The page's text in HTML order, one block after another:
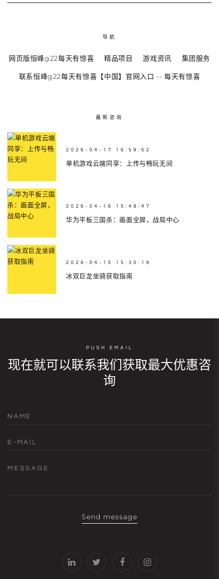
导航
网页版恒峰g22每天有惊喜 精品项目 游戏资讯 集团服务
联系恒峰g22每天有惊喜【中国】官网入口 -- 每天有惊喜
最新咨询
2026-04-17 16:59:52
单机游戏云端同享：上传与畅玩无间
2026-04-16 15:49:47
华为平板三国杀：画面全屏，战局中心
2026-04-15 15:30:19
冰双巨龙坐骑获取指南
PUSH EMAIL
现在就可以联系我们获取最大优惠咨
询
NAME
E-MAIL
MESSAGE
Send message